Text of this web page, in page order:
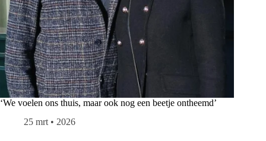
‘We voelen ons thuis, maar ook nog een beetje ontheemd’
25 mrt • 2026